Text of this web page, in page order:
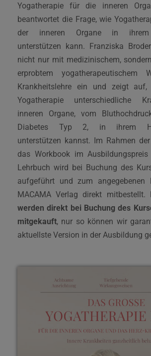
Yogatherapie für die inneren
beantwortet die Frage, wie
der inneren Organe in ihrem
unterstützen kann. Franziska
nicht nur mit medizinischem,
erprobtem
Krankheitslehre ein und zeigt
Yogatherapie unterschiedliche
inneren Organe, vom
Diabetes Typ 2, in ihrem
unterstützen kannst. Im Rahmen
das Workbook im
Lehrbuch wird bei Buchung des
aufgeführt und zum angegebenen
MACAMA Verlag direkt mitbestellt.
werden direkt bei Buchung des
mitgekauft, nur so können wir
aktuellste Version in der Ausbildung